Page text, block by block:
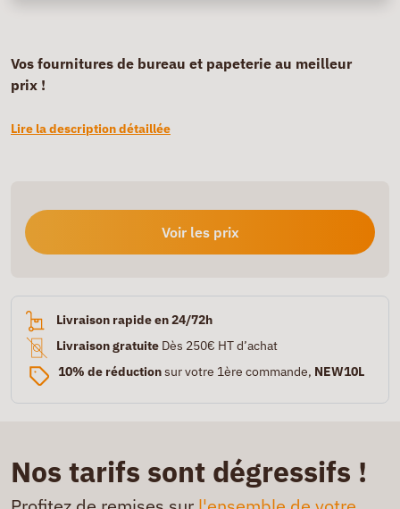
Vos fournitures de bureau et papeterie au meilleur
prix !
Lire la description détaillée
Voir les prix
Livraison rapide en 24/72h
Livraison gratuite Dès 250€ HT d’achat
10% de réductionsur votre 1ère commande, NEW10L
Nos tarifs sont dégressifs !